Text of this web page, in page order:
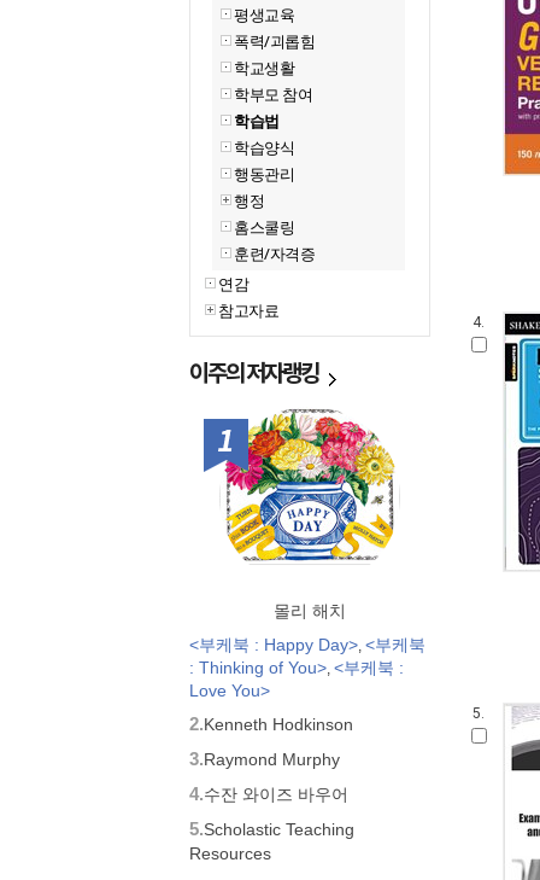
평생교육
폭력/괴롭힘
학교생활
학부모 참여
학습법
학습양식
행동관리
행정
홈스쿨링
훈련/자격증
연감
참고자료
이주의저자랭킹
1위
몰리 해치
<부케북 : Happy Day>, <부케북
: Thinking of You>, <부케북 :
Love You>
2.Kenneth Hodkinson
3.Raymond Murphy
4.수잔 와이즈 바우어
5.Scholastic Teaching
Resources
4.
5.